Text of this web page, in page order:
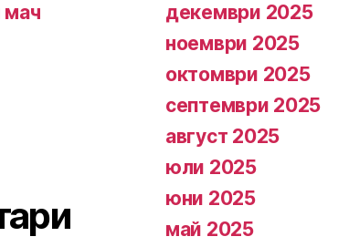
мач
декември 2025
ноември 2025
октомври 2025
септември 2025
август 2025
юли 2025
юни 2025
май 2025